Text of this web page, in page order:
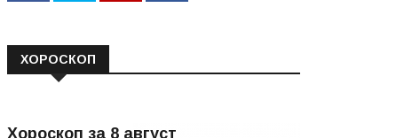
ХОРОСКОП
Хороскоп за 8 август